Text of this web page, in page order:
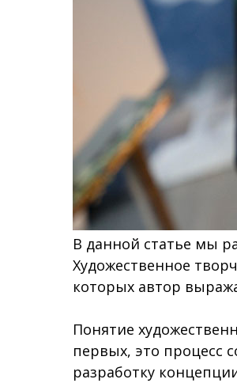
В данной статье мы
Художественное
которых автор
Понятие
первых, это процесс
разработку